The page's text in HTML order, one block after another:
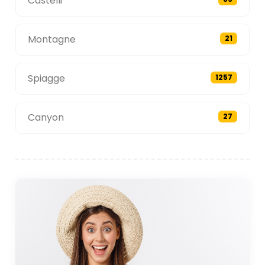
Montagne 21
Spiagge 1257
Canyon 27